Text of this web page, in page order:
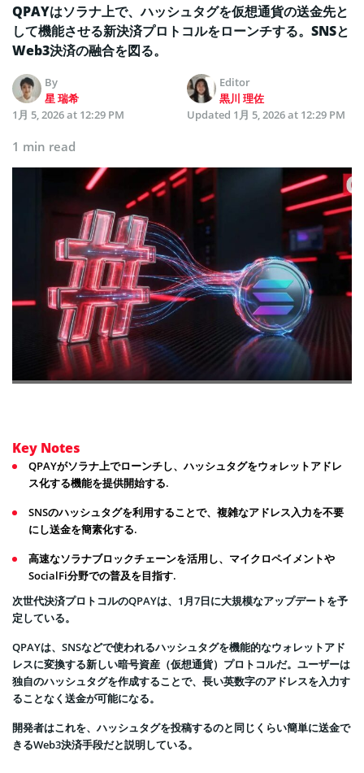
QPAYはソラナ上で、ハッシュタグを仮想通貨の送金先と
して機能させる新決済プロトコルをローンチする。SNSと
Web3決済の融合を図る。
By
星 瑞希
Editor
黒川 理佐
1月 5, 2026 at 12:29 PM
Updated 1月 5, 2026 at 12:29 PM
1 min read
Key Notes
QPAYがソラナ上でローンチし、ハッシュタグをウォレットアドレ
ス化する機能を提供開始する.
SNSのハッシュタグを利用することで、複雑なアドレス入力を不要
にし送金を簡素化する.
高速なソラナブロックチェーンを活用し、マイクロペイメントや
SocialFi分野での普及を目指す.
次世代決済プロトコルのQPAYは、1月7日に大規模なアップデートを予
定している。
QPAYは、SNSなどで使われるハッシュタグを機能的なウォレットアド
レスに変換する新しい暗号資産（仮想通貨）プロトコルだ。ユーザーは
独自のハッシュタグを作成することで、長い英数字のアドレスを入力す
ることなく送金が可能になる。
開発者はこれを、ハッシュタグを投稿するのと同じくらい簡単に送金で
きるWeb3決済手段だと説明している。